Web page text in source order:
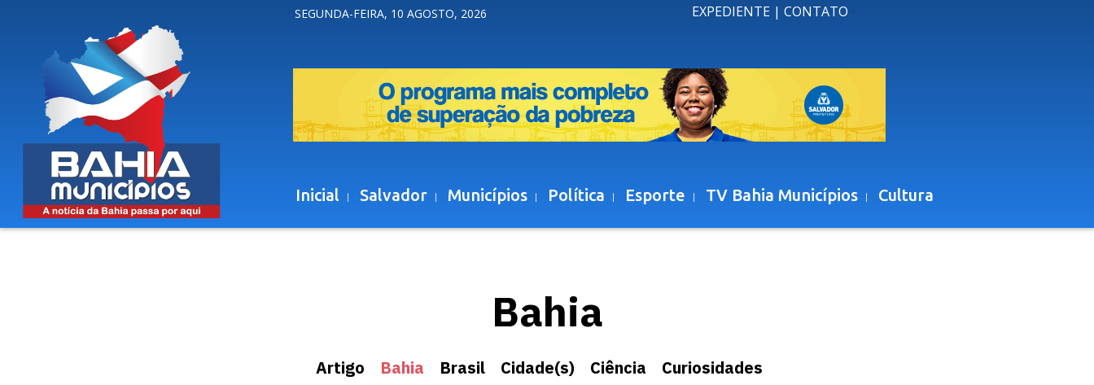
SEGUNDA-FEIRA, 10 AGOSTO, 2026 EXPEDIENTE | CONTATO
Inicial Salvador Municípios Política Esporte TV Bahia Municípios Cultura
Bahia
Artigo Bahia Brasil Cidade(s) Ciência Curiosidades